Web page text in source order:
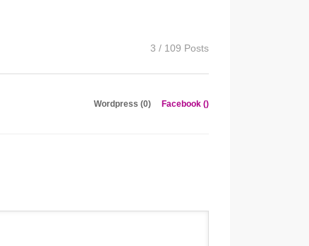
3 / 109 Posts
Wordpress (0) Facebook ()